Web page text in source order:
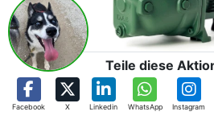
Teile diese
Facebook X Linkedin WhatsApp Instagram